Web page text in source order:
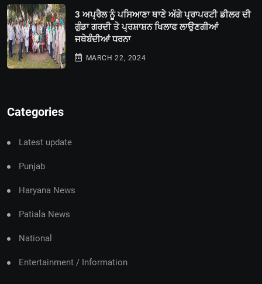
3 ਅਪ੍ਰੈਲ ਨੂੰ ਪਸਿਆਣਾ ਥਾਣੇ ਅੱਗੇ ਪ੍ਰਾਪਰਟੀ ਡੀਲਰ ਦੀ
ਗੁੰਡਾ ਗਰਦੀ ਤੇ ਪ੍ਰਸ਼ਾਸ਼ਨ ਖਿਲਾਫ ਲਾਉਣਗੀਆਂ
ਜਥੇਬੰਦੀਆਂ ਧਰਨਾ
MARCH 22, 2024
Categories
Latest update
Punjab
Haryana News
Patiala News
National
Entertainment / Information